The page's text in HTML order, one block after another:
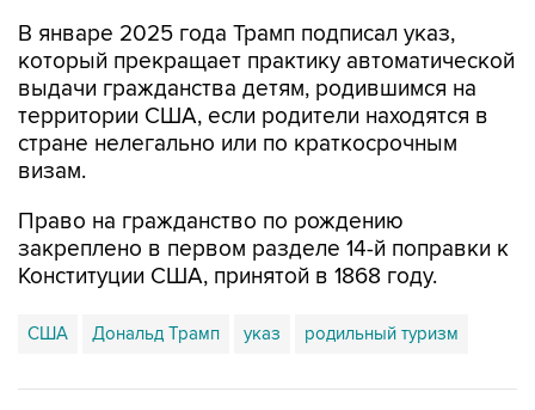
В январе 2025 года Трамп подписал указ,
который прекращает практику автоматической
выдачи гражданства детям, родившимся на
территории США, если родители находятся в
стране нелегально или по краткосрочным
визам.
Право на гражданство по рождению
закреплено в первом разделе 14-й поправки к
Конституции США, принятой в 1868 году.
США Дональд Трамп указ родильный туризм